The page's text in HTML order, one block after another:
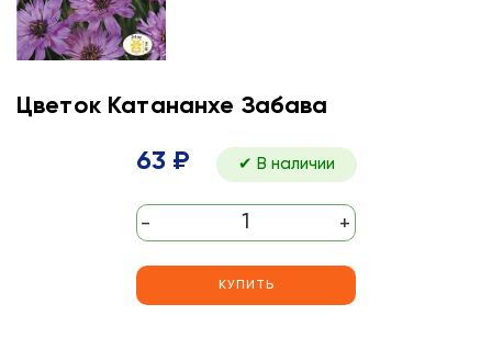
Цветок Катананхе Забава
63 ₽ ✔ В наличии
- +
КУПИТЬ